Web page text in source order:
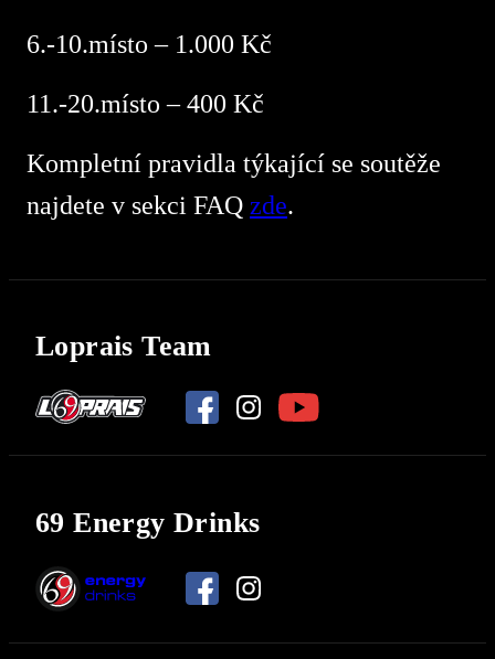
6.-10.místo – 1.000 Kč
11.-20.místo – 400 Kč
Kompletní pravidla týkající se soutěže
najdete v sekci FAQ zde.
Loprais Team
69 Energy Drinks